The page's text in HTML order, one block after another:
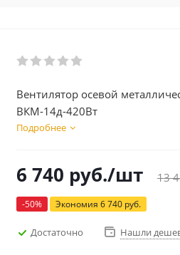
Вентилятор осевой
ВКМ-14д-420Вт
Подробнее
6 740 руб./шт 13
-50% Экономия 6 740 руб.
Достаточно Нашли